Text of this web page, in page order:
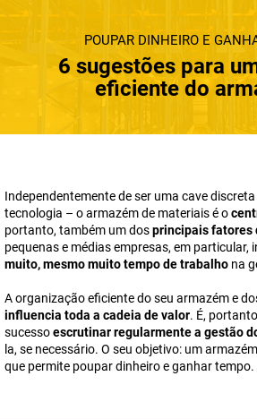
POUPAR DINHEIRO E
6 sugestões para
eficiente do
Independentemente de ser uma cave
tecnologia – o armazém de materiais é o
portanto, também um dosprincipais fatores
pequenas e médias empresas, em particular,
muito, mesmo muito tempo de trabalho na
A organização eficiente do seu armazém e
influencia toda a cadeia de valor. É,
sucessoescrutinar regularmente a gestão
la, se necessário. O seu objetivo: um
que permite poupar dinheiro e ganhar tempo.